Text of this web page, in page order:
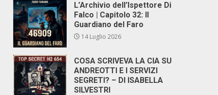
L’Archivio dell’Ispettore Di
Falco | Capitolo 32: Il
Guardiano del Faro
14 Luglio 2026
COSA SCRIVEVA LA CIA SU
ANDREOTTI E I SERVIZI
SEGRETI? – DI ISABELLA
SILVESTRI